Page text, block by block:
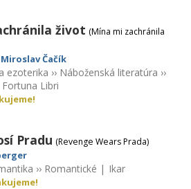
život (Mína mi zachránila
Čačík
ezoterika ›› Náboženská literatúra ››
Fortuna Libri
Pradu (Revenge Wears Prada)
›› Romantické | Ikar